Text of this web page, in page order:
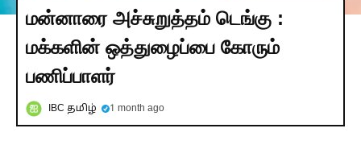
மன்னாரை அச்சுறுத்தம் டெங்கு :
மக்களின் ஒத்துழைப்பை கோரும்
பணிப்பாளர்
IBC தமிழ் 1 month ago